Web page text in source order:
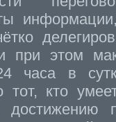
при этом
часа в
кто